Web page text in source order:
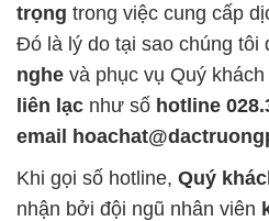
trọng trong việc cung cấp
Đó là lý do tại sao chúng tôi
nghe và phục vụ Quý
liên lạc như số hotline
email
Khi gọi số hotline, Quý
nhận bởi đội ngũ nhân viên